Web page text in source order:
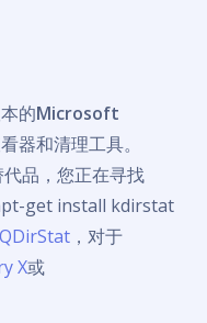
的Microsoft
器和清理工具。
代品，您正在寻找
get install kdirstat
QDirStat ，对于
X或